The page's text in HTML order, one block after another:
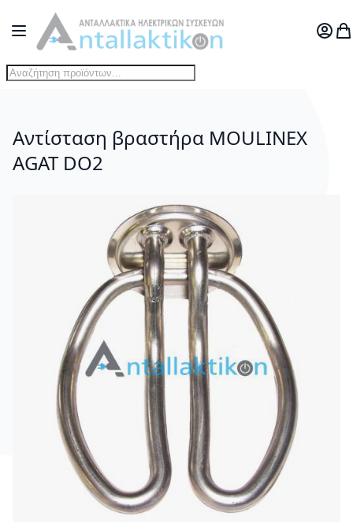
Μετάβαση στο περιεχόμενο
Toggle Nav
Ο
Αντίσταση βραστήρα MOULINEX
AGAT DO2